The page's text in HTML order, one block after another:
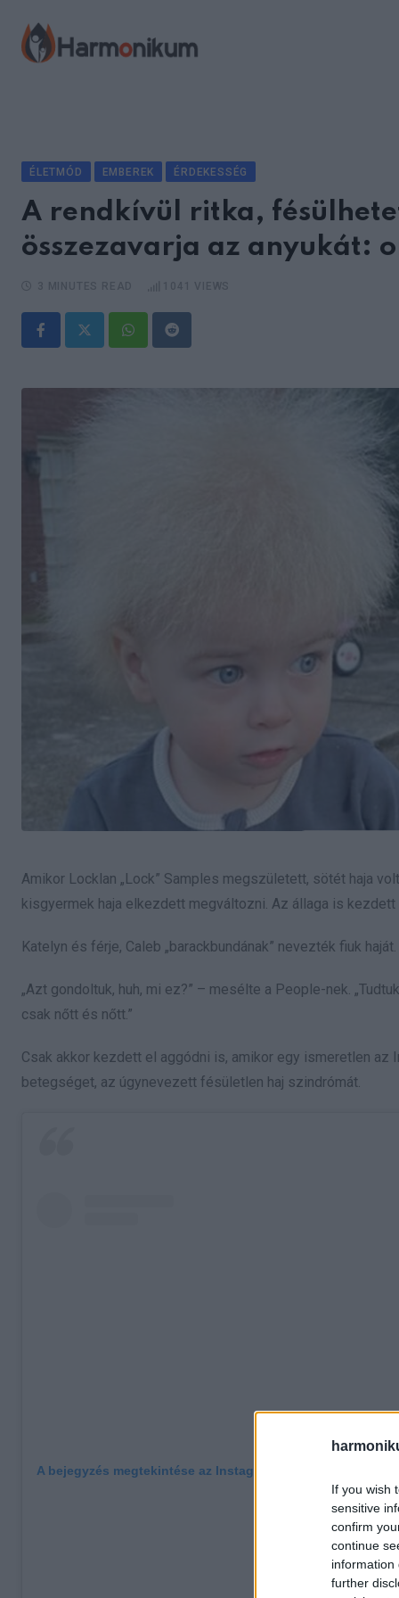
If you wish
sensitive
confirm
continue
information
further
content
ÉLETMÓD EMBEREK ÉRDEKESSÉG
A rendkívül ritka,
összezavarja az anyukát:
WhatsappReddit
Amikor Locklan „Lock” Samples megszületett, sötét haja
kisgyermek haja elkezdett megváltozni. Az állaga is kezdett
Katelyn és férje, Caleb „barackbundának” nevezték fiuk haját.
„Azt gondoltuk, huh, mi ez?” – mesélte a People-nek.
csak nőtt és nőtt.”
Csak akkor kezdett el aggódni is, amikor egy ismeretlen
betegséget, az úgynevezett fésületlen haj szindrómát.
A bejegyzés megtekintése az Instagramon